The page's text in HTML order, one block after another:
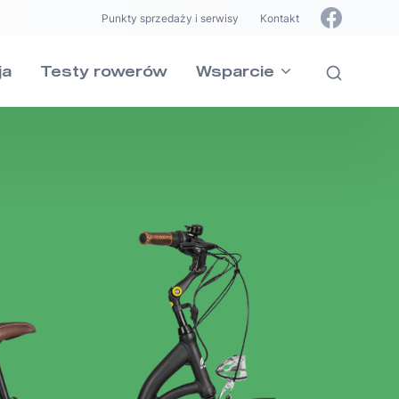
Punkty sprzedaży i serwisy Kontakt
INDIANA
INDIANA
Testy rowerów Wsparcie
pytania dotyczące naszych